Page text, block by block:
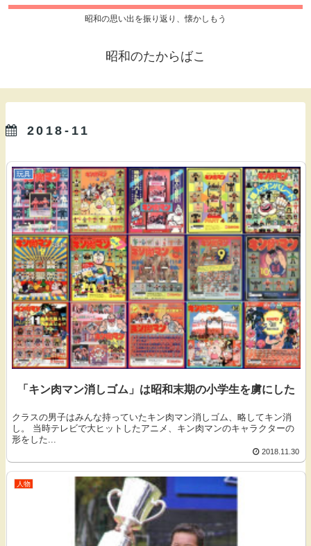
昭和の思い出を振り返り、懐かしもう
昭和のたからばこ
2018-11
玩具
「キン肉マン消しゴム」は昭和末期の小学生を虜にした
クラスの男子はみんな持っていたキン肉マン消しゴム、略してキン消
し。 当時テレビで大ヒットしたアニメ、キン肉マンのキャラクターの
形をした...
2018.11.30
人物